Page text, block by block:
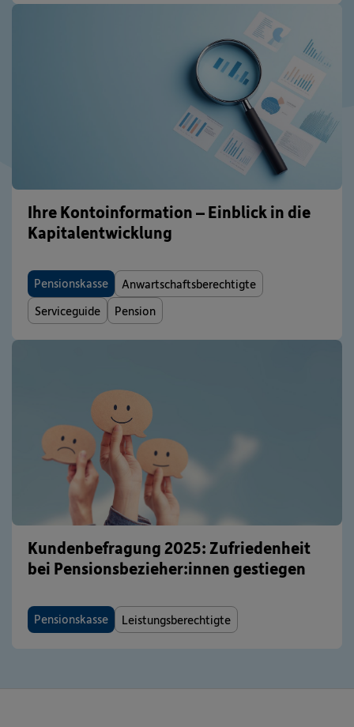
Ihre Kontoinformation – Einblick in die
Kapitalentwicklung
Pensionskasse
Anwartschaftsberechtigte
Serviceguide
Pension
Kundenbefragung 2025: Zufriedenheit
bei Pensionsbezieher:innen gestiegen
Pensionskasse Leistungsberechtigte